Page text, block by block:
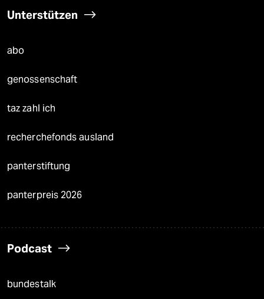
Unterstützen
abo
genossenschaft
taz zahl ich
recherchefonds ausland
panterstiftung
panterpreis 2026
Podcast
bundestalk